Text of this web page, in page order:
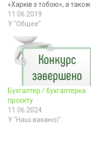
«Харків з тобою», а також
громадської організації
«Хелп армії» (Help Army),
сміливість, та планують
балотуватися до
Верховної Ради України на
позачергових виборах у
липні цього року. Це –
Тетяна Бідняк (від партії
«Самопоміч») та Наталія
Яковлева…
11.06.2019
У "Общее"
Бухгалтер / бухгалтерка
проєкту
11.06.2024
У "Наші вакансії"